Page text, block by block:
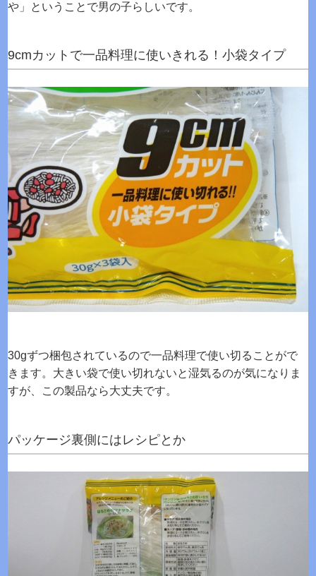
や」ということで男の子らしいです。
9cmカットで一品料理に使いきれる！小袋タイプ
30gずつ梱包されているので一品料理で使い切ることがで
きます。大きい袋で使い切れないと湿気るのが気になりま
すが、この製品なら大丈夫です。
パッケージ裏側にはレシピとか